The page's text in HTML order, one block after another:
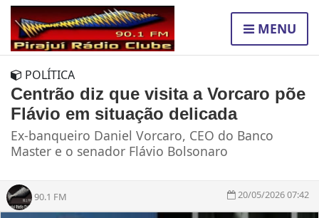
MENU
POLÍTICA
Centrão diz que visita a Vorcaro põe
Flávio em situação delicada
Ex-banqueiro Daniel Vorcaro, CEO do Banco
Master e o senador Flávio Bolsonaro
90.1 FM 20/05/2026 07:42